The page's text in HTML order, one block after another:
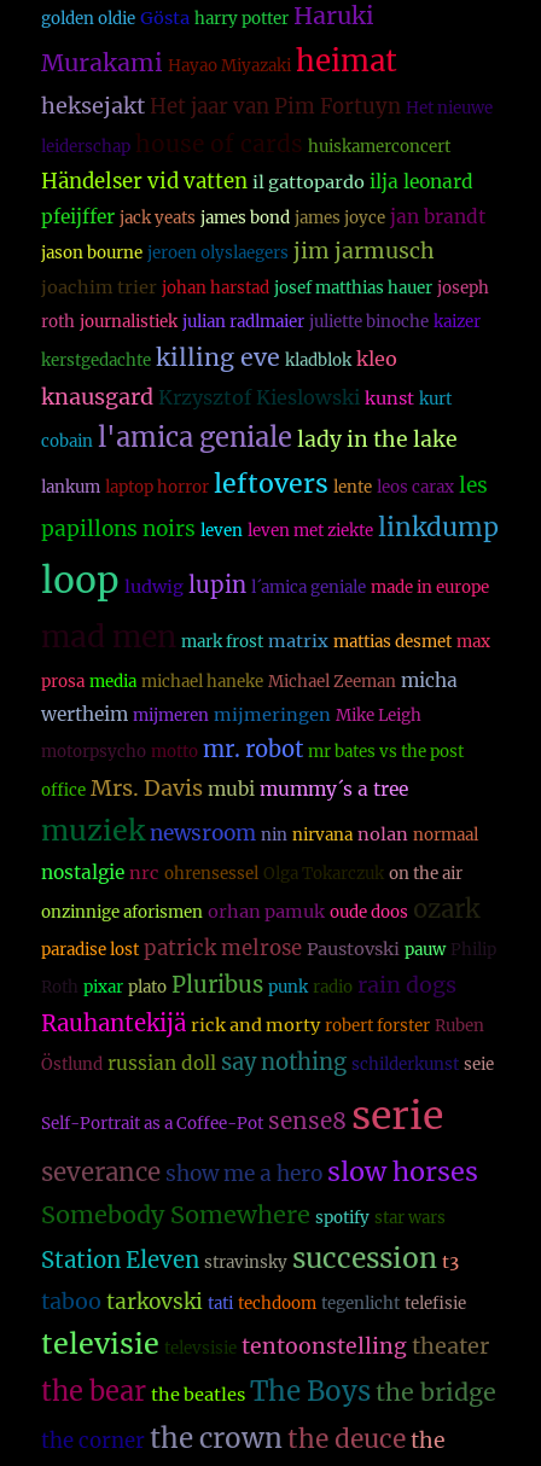
golden oldie Gösta harry potter Haruki
Murakami Hayao Miyazaki heimat
heksejakt Het jaar van Pim Fortuyn Het nieuwe
leiderschap house of cards huiskamerconcert
Händelser vid vatten il gattopardo ilja leonard
pfeijffer jack yeats james bond james joyce jan brandt
jason bourne jeroen olyslaegers jim jarmusch
joachim trier johan harstad josef matthias hauer joseph
roth journalistiek julian radlmaier juliette binoche kaizer
kerstgedachte killing eve kladblok kleo
knausgard Krzysztof Kieslowski kunst kurt
cobain l'amica geniale lady in the lake
lankum laptop horror leftovers lente leos carax les
papillons noirs leven leven met ziekte linkdump
loop ludwig lupin l´amica geniale made in europe
mad men mark frost matrix mattias desmet max
prosa media michael haneke Michael Zeeman micha
wertheim mijmeren mijmeringen Mike Leigh
motorpsycho motto mr. robot mr bates vs the post
office Mrs. Davis mubi mummy´s a tree
muzieknewsroom nin nirvana nolan normaal
nostalgie nrc ohrensessel Olga Tokarczuk on the air
onzinnige aforismen orhan pamuk oude doos ozark
paradise lost patrick melrose Paustovski pauw Philip
Roth pixar plato Pluribus punk radio rain dogs
Rauhantekijä rick and morty robert forster Ruben
Östlund russian doll say nothing schilderkunst seie
Self-Portrait as a Coffee-Pot sense8 serie
severance show me a hero slow horses
Somebody Somewhere spotify star wars
Station Eleven stravinsky succession t3
taboo tarkovski tati techdoom tegenlicht telefisie
televisie televsisie tentoonstelling theater
the bear the beatles The Boysthe bridge
the corner the crownthe deuce the